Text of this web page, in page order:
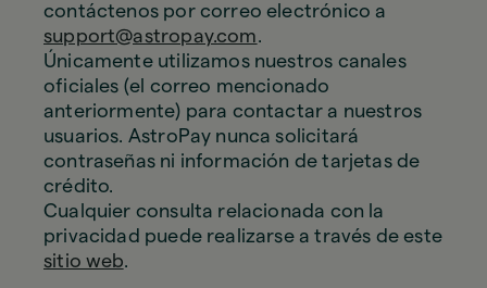
contáctenos por correo electrónico a
support@astropay.com.
Únicamente utilizamos nuestros canales
oficiales (el correo mencionado
anteriormente) para contactar a nuestros
usuarios. AstroPay nunca solicitará
contraseñas ni información de tarjetas de
crédito.
Cualquier consulta relacionada con la
privacidad puede realizarse a través de este
sitio web.